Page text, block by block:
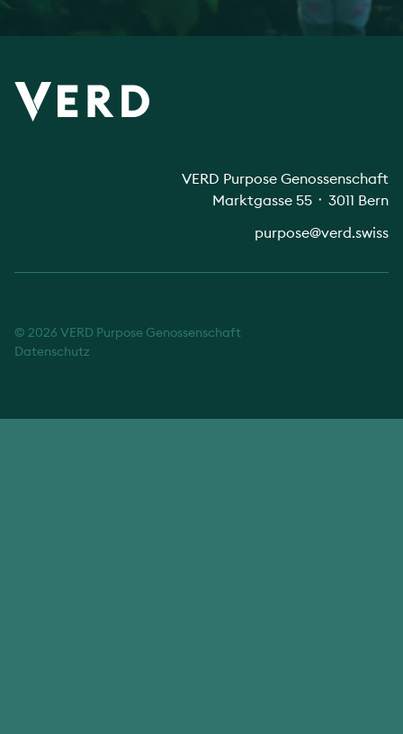
VERD Purpose Genossenschaft
Marktgasse 55 ᛫ 3011 Bern
purpose@verd.swiss
© 2026 VERD Purpose Genossenschaft
Datenschutz